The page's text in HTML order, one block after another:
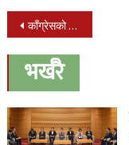
Post
navigation
काँग्रेसको वडा कार्यालय स्थापना, एमाले परित्याग गरी काँग्रेसमा प्रवेश
भर्खरै